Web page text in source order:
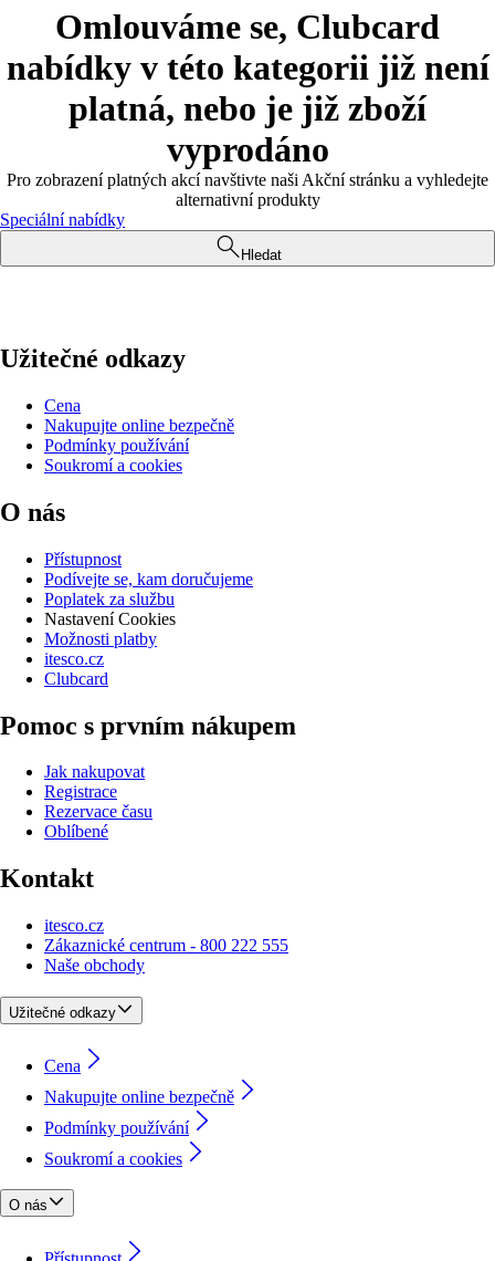
Omlouváme se, Clubcard
nabídky v této kategorii již není
platná, nebo je již zboží
vyprodáno
Pro zobrazení platných akcí navštivte naši Akční stránku a vyhledejte
alternativní produkty
Speciální nabídky
Hledat
Užitečné odkazy
Cena
Nakupujte online bezpečně
Podmínky používání
Soukromí a cookies
O nás
Přístupnost
Podívejte se, kam doručujeme
Poplatek za službu
Nastavení Cookies
Možnosti platby
itesco.cz
Clubcard
Pomoc s prvním nákupem
Jak nakupovat
Registrace
Rezervace času
Oblíbené
Kontakt
itesco.cz
Zákaznické centrum - 800 222 555
Naše obchody
Užitečné odkazy
Cena
Nakupujte online bezpečně
Podmínky používání
Soukromí a cookies
O nás